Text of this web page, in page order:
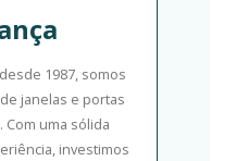
1987, somos
janelas e portas
uma sólida
investimos